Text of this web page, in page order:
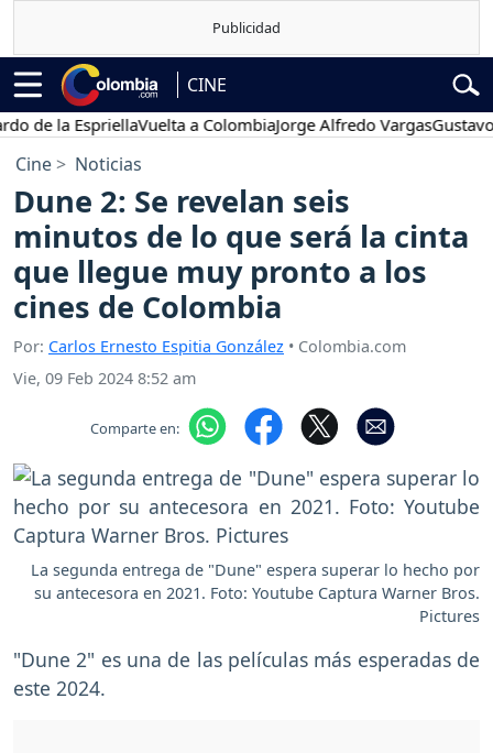
CINE
la EspriellaVuelta a ColombiaJorge Alfredo VargasGustavo Petro
Cine Noticias
Dune 2: Se revelan seis
minutos de lo que será la cinta
que llegue muy pronto a los
cines de Colombia
Por: Carlos Ernesto Espitia González • Colombia.com
Vie, 09 Feb 2024 8:52 am
Comparte en:
La segunda entrega de "Dune" espera superar lo hecho por
su antecesora en 2021. Foto: Youtube Captura Warner Bros.
Pictures
"Dune 2" es una de las películas más esperadas de
este 2024.